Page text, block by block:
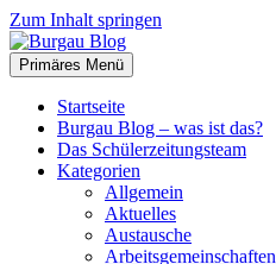
Zum Inhalt springen
Burgau Blog
…von Schülern für Schüler!
Primäres Menü
Startseite
Burgau Blog – was ist das?
Das Schülerzeitungsteam
Kategorien
Allgemein
Aktuelles
Austausche
Arbeitsgemeinschaften